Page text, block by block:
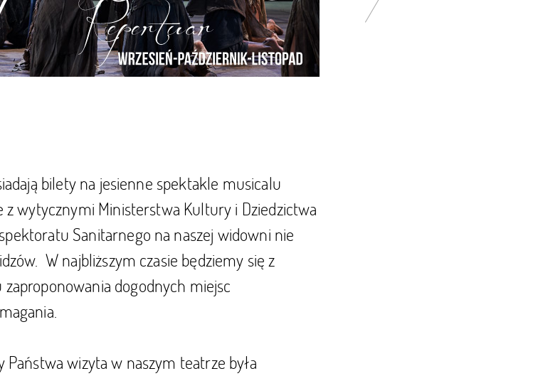
bilety na jesienne spektakle musicalu
z wytycznymi Ministerstwa Kultury i Dziedzictwa
Sanitarnego na naszej widowni nie
W najbliższym czasie będziemy się z
dogodnych miejsc
Państwa wizyta w naszym teatrze była